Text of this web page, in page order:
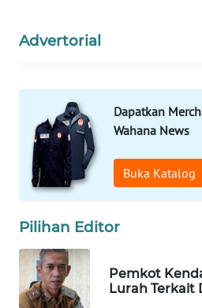
Advertorial
Dapatkan
Wahana News
Buka Katalog
Pilihan Editor
Pemkot
Lurah Terkait
Wahana
Network
KONSUMEN
LISTRIK
KELISTRIKAN
WALINKI